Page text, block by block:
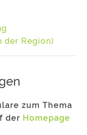
der Region)
zum Thema
der Homepage